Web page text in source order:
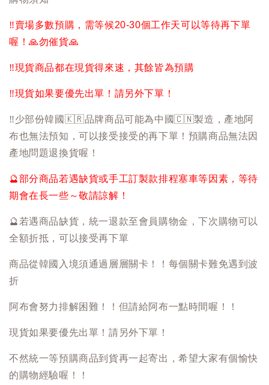
‼️賣場多數預購，需等候20-30個工作天可以等待再下單
喔！🙏勿催貨🙏
‼️現貨商品都在現貨得來速，其餘皆為預購
‼️現貨如果要優先出單！請另外下單！
‼️少部份韓國 🇰🇷品牌商品可能為中國🇨🇳製造，產地阿
布也無法預知，可以接受接受的再下單！預購商品無法因
產地問題退換貨喔！
🔮部分商品若遇缺貨或手工訂製款排程塞車等因素，等待
期會在長一些～敬請諒解！
🔮 若遇商品缺貨，統一退款至會員購物金，下次購物可以
全額折抵，可以接受再下單
商品從韓國入境須通過層層關卡！！每個關卡難免遇到波
折
阿布會努力排解困難！！但請給阿布一點時間喔！！
現貨如果要優先出單！請另外下單！
不然統一等預購商品到貨再一起寄出，希望大家有個愉快
的購物經驗喔！！